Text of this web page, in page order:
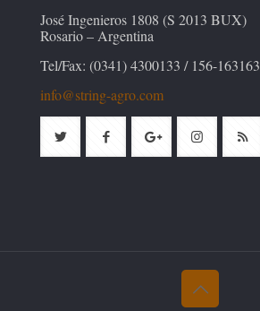
José Ingenieros 1808 (S 2013 BUX)
Rosario – Argentina
Tel/Fax: (0341) 4300133 / 156-163163
info@string-agro.com